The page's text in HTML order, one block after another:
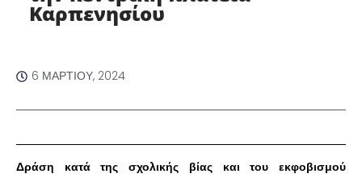
Καρπενησίου
6 ΜΑΡΤΊΟΥ, 2024
Δράση κατά της σχολικής βίας και του εκφοβισμού